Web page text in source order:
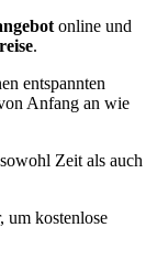
online und
.
entspannten
Anfang an wie
Zeit als auch
um kostenlose